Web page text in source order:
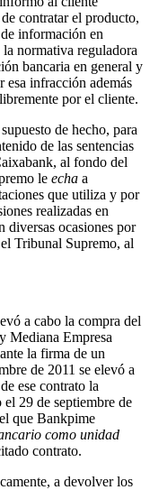
contratar el producto,
información en
normativa reguladora
bancaria en general y
esa infracción además
por el cliente.
de hecho, para
de las sentencias
al fondo del
le echa a
que utiliza y por
realizadas en
diversas ocasiones por
Tribunal Supremo, al
a cabo la compra del
Mediana Empresa
la firma de un
de 2011 se elevó a
ese contrato la
29 de septiembre de
que Bankpime
como unidad
contrato.
a devolver los